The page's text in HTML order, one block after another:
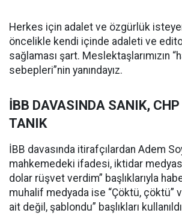
Herkes için adalet ve özgürlük
öncelikle kendi içinde adaleti ve
sağlaması şart. Meslektaşlarımızın
sebepleri”nin yanındayız.
İBB DAVASINDA SANIK,
TANIK
İBB davasında itirafçılardan Adem
mahkemedeki ifadesi, iktidar
dolar rüşvet verdim” başlıklarıyla
muhalif medyada ise “Çöktü, çöktü”
ait değil, şablondu” başlıkları